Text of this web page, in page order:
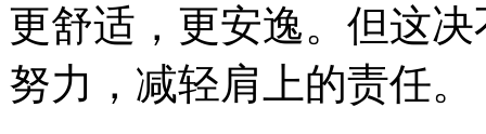
更舒适，更安逸。但这
努力，减轻肩上的责任。